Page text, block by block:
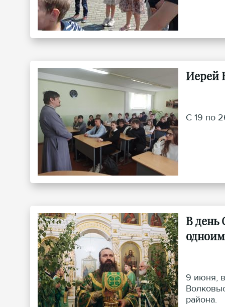
Иерей
С 19 по
В день
9 июня,
района.